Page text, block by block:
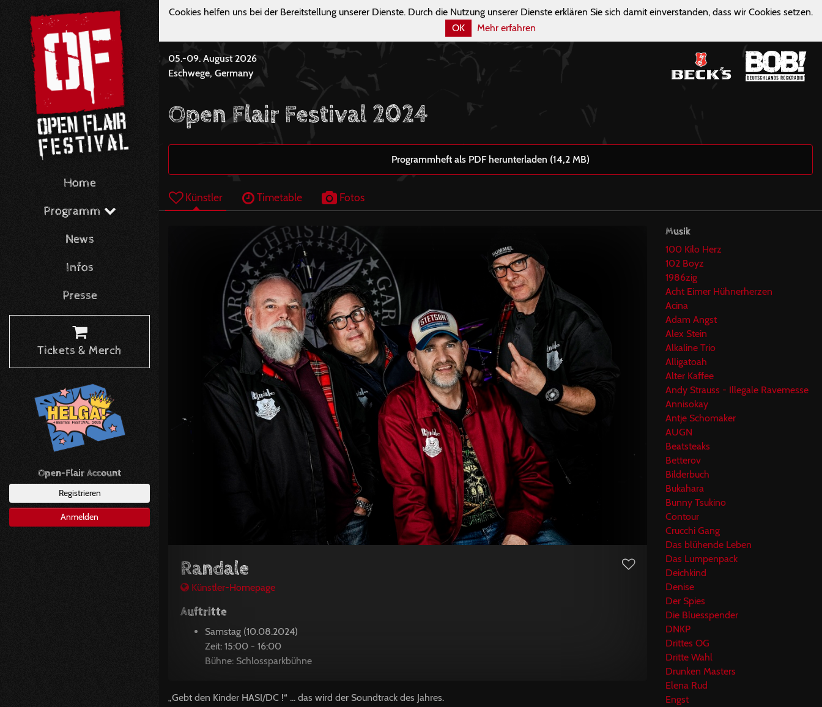
Home
Programm
News
Infos
Presse
Tickets & Merch
Open-Flair Account
Registrieren
Anmelden
Cookies helfen uns bei der Bereitstellung unserer Dienste. Durch die Nutzung unserer Dienste erklären Sie sich damit einverstanden, dass wir Cookies setzen.
OK
Mehr erfahren
05.-09. August 2026
Eschwege, Germany
Open Flair Festival 2024
Programmheft als PDF herunterladen (14,2 MB)
Künstler Timetable Fotos
Randale
Künstler-Homepage
Auftritte
Samstag (10.08.2024)
Zeit: 15:00 - 16:00
Bühne: Schlossparkbühne
„Gebt den Kinder HASI/DC !“ ... das wird der Soundtrack des Jahres.
Musik
100 Kilo Herz
102 Boyz
1986zig
Acht Eimer Hühnerherzen
Acina
Adam Angst
Alex Stein
Alkaline Trio
Alligatoah
Alter Kaffee
Andy Strauss - Illegale Ravemesse
Annisokay
Antje Schomaker
AUGN
Beatsteaks
Betterov
Bilderbuch
Bukahara
Bunny Tsukino
Contour
Crucchi Gang
Das blühende Leben
Das Lumpenpack
Deichkind
Denise
Der Spies
Die Bluesspender
DNKP
Drittes OG
Dritte Wahl
Drunken Masters
Elena Rud
Engst